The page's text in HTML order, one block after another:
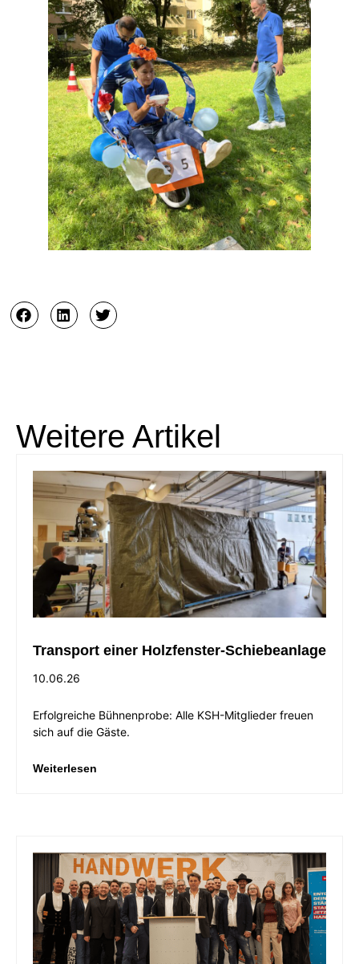
Weitere Artikel
Transport einer Holzfenster-Schiebeanlage
10.06.26
Erfolgreiche Bühnenprobe: Alle KSH-Mitglieder freuen
sich auf die Gäste.
Weiterlesen